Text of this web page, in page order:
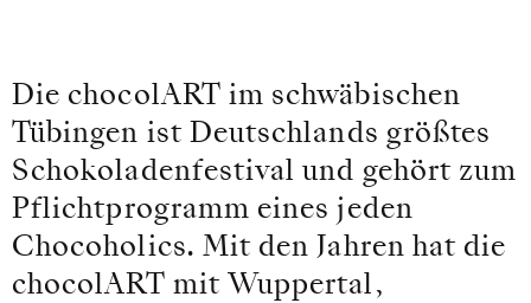
Die chocolART im schwäbischen
Tübingen ist Deutschlands größtes
Schokoladenfestival und gehört zum
Pflichtprogramm eines jeden
Chocoholics. Mit den Jahren hat die
chocolART mit Wuppertal,